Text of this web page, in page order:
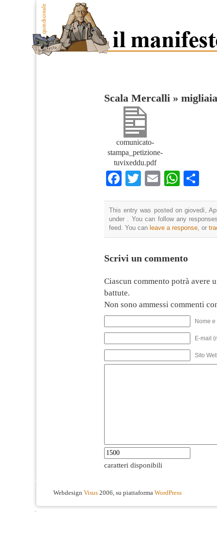
Scala Mercalli »
comunicato-
stampa_petizione-
tuvixeddu.pdf
Facebook
TwitterEmail
This entry was posted on giovedì,
under . You can follow any
feed. You can leave a response, or
Scrivi un commento
Ciascun commento potrà avere
battute.
Non sono ammessi commenti
Nome
E-mail
Sito
caratteri disponibili
Webdesign Visus 2006, su piattaforma WordPress